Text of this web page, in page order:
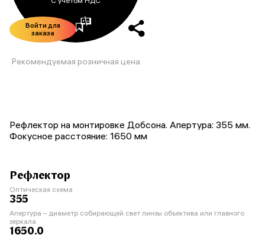
Войти для
заказа
Рекомендуемая розничная цена
Рефлектор на монтировке Добсона. Апертура: 355 мм.
Фокусное расстояние: 1650 мм
Рефлектор
Оптическая схема
355
Апертура – диаметр собирающей свет линзы объектива или главного
зеркала
1650.0